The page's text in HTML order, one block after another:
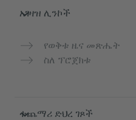
አገዛዝ ሊንኮች
የወቅቱ ዜና መጽሔት
ስለ ፕሮጀክቱ
ተጨማሪ ድህረ ገጾች